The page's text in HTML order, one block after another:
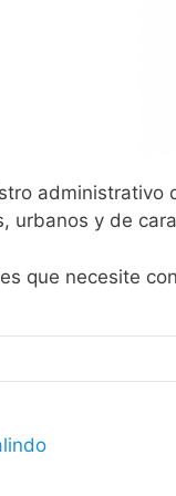
administrativo
urbanos y de
que necesite